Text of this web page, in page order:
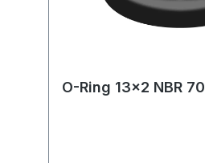
O-Ring 13x2 NBR 70